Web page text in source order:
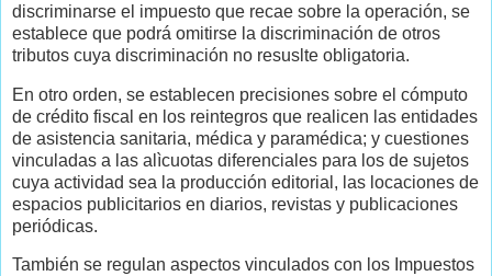
discriminarse el impuesto que recae sobre la operación, se
establece que podrá omitirse la discriminación de otros
tributos cuya discriminación no resuslte obligatoria.
En otro orden, se establecen precisiones sobre el cómputo
de crédito fiscal en los reintegros que realicen las entidades
de asistencia sanitaria, médica y paramédica; y cuestiones
vinculadas a las alìcuotas diferenciales para los de sujetos
cuya actividad sea la producción editorial, las locaciones de
espacios publicitarios en diarios, revistas y publicaciones
periódicas.
También se regulan aspectos vinculados con los Impuestos